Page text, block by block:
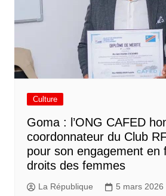
Culture
Goma : l’ONG CAFED
coordonnateur du Club
pour son engagement en
droits des femmes
La République 5 mars 2026